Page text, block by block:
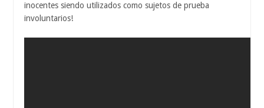
inocentes siendo utilizados como sujetos de prueba
involuntarios!